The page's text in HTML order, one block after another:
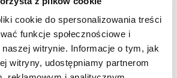
cookie do spersonalizowania treści
funkcje społecznościowe i
witrynie. Informacje o tym, jak
witryny, udostępniamy partnerom